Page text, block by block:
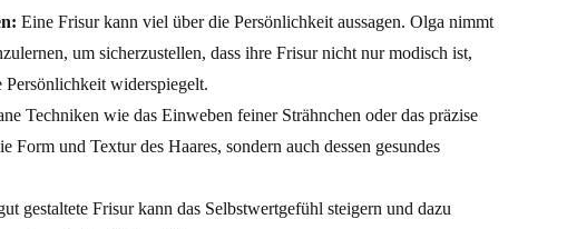
Eine Frisur kann viel über die Persönlichkeit aussagen. Olga nimmt
um sicherzustellen, dass ihre Frisur nicht nur modisch ist,
widerspiegelt.
Techniken wie das Einweben feiner Strähnchen oder das präzise
Form und Textur des Haares, sondern auch dessen gesundes
gestaltete Frisur kann das Selbstwertgefühl steigern und dazu